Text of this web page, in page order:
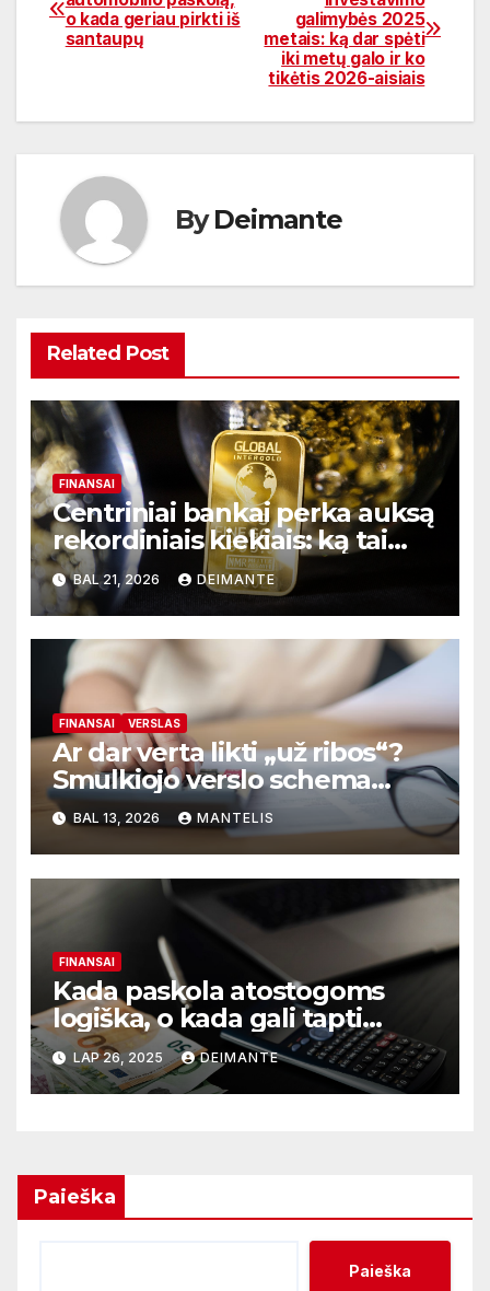
tarp
galimybės 2025
metais: ką dar spėti
iki metų galo ir ko
tikėtis 2026-aisiais
o kada geriau pirkti iš
santaupų
ByDeimante
Related Post
FINANSAI
Centriniai bankai perka auksą
rekordiniais kiekiais: ką tai
reiškia rinkai ir paprastiems
žmonėms
BAL 21, 2026 DEIMANTE
FINANSAI VERSLAS
Ar dar verta likti „už ribos“?
Smulkiojo verslo schema
2026-aisiais žaidžia naujomis
taisyklėmis
BAL 13, 2026 MANTELIS
FINANSAI
Kada paskola atostogoms
logiška, o kada gali tapti
finansine našta?
LAP 26, 2025 DEIMANTE
Paieška
Paieška